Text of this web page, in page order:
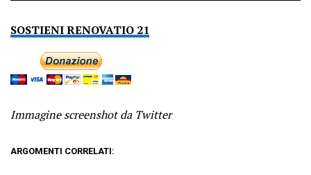
SOSTIENI RENOVATIO 21
Immagine screenshot da Twitter
ARGOMENTI CORRELATI: